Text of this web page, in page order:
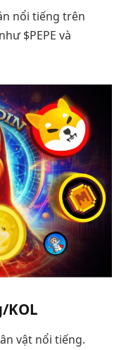
nổi tiếng trên
$PEPE và
KOL
vật nổi tiếng.